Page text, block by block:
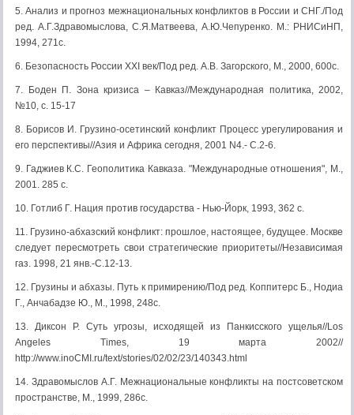
5. Анализ и прогноз межнациональных конфликтов в России и СНГ./Под
ред. А.Г.Здравомыслова, С.Я.Матвеева, А.Ю.Чепуренко. М.: РНИСиНП,
1994, 271с.
6. Безопасность России XXI век/Под ред. А.В. Загорского, М., 2000, 600с.
7. Боден П. Зона кризиса – Кавказ//Международная политика, 2002,
№10, с. 15-17
8. Борисов И. Грузино-осетинский конфликт Процесс урегулирования и
его перспективы//Азия и Африка сегодня, 2001 N4.- С.2-6.
9. Гаджиев К.С. Геополитика Кавказа. "Международные отношения", М.,
2001. 285 с.
10. Готлиб Г. Нация против государства - Нью-Йорк, 1993, 362 с.
11. Грузино-абхазский конфликт: прошлое, настоящее, будущее. Москве
следует пересмотреть свои стратегические приоритеты//Независимая
газ. 1998, 21 янв.-С.12-13.
12. Грузины и абхазы. Путь к примирению/Под ред. Коппитерс Б., Нодиа
Г., Анчабадзе Ю., М., 1998, 248с.
13. Диксон Р. Суть угрозы, исходящей из Панкисского ущелья//Los
Angeles Times, 19 марта 2002//
http://www.inoCMI.ru/text/stories/02/02/23/140343.html
14. Здравомыслов А.Г. Межнациональные конфликты на постсоветском
пространстве, М., 1999, 286с.